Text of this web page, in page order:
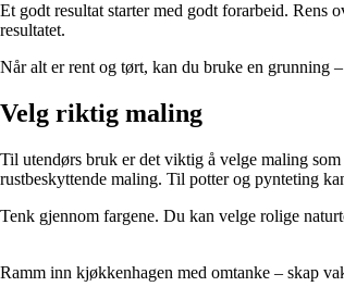
Et godt resultat starter med godt forarbeid. Rens
resultatet.
Når alt er rent og tørt, kan du bruke en grunning
Velg riktig maling
Til utendørs bruk er det viktig å velge maling
rustbeskyttende maling. Til potter og pynteting
Tenk gjennom fargene. Du kan velge rolige
Ramm inn kjøkkenhagen med omtanke – skap